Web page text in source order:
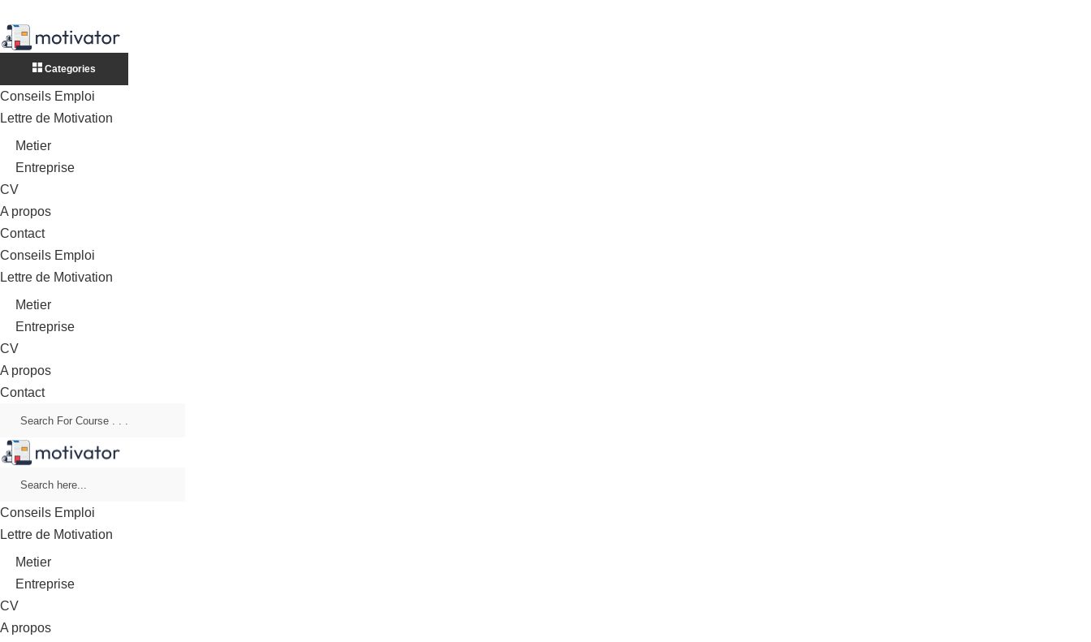
Categories
Conseils Emploi
Lettre de Motivation
Metier
Entreprise
CV
A propos
Contact
Conseils Emploi
Lettre de Motivation
Metier
Entreprise
CV
A propos
Contact
Conseils Emploi
Lettre de Motivation
Metier
Entreprise
CV
A propos